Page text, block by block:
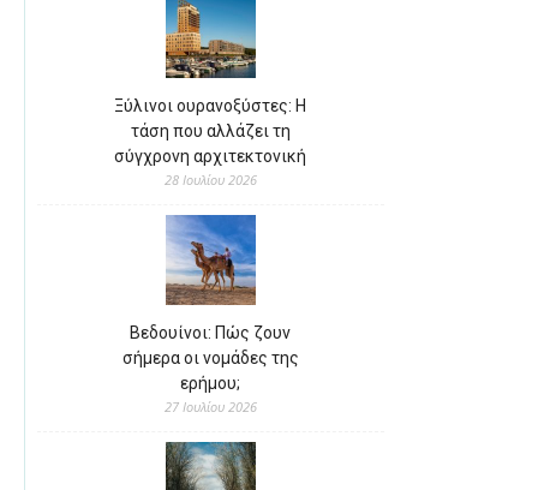
Ξύλινοι ουρανοξύστες: Η
τάση που αλλάζει τη
σύγχρονη αρχιτεκτονική
28 Ιουλίου 2026
Βεδουίνοι: Πώς ζουν
σήμερα οι νομάδες της
ερήμου;
27 Ιουλίου 2026